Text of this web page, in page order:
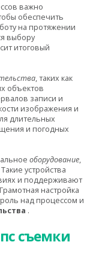
важно
обеспечить
на протяжении
выбору
итоговый
, таких как
объектов
записи и
изображения и
длительных
и погодных
оборудование,
Такие устройства
и поддерживают
настройка
над процессом и
.
съемки